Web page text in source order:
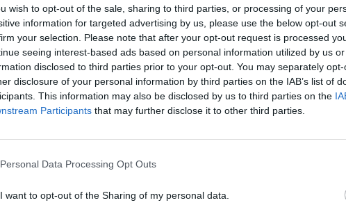
wish to opt-out of the sale, sharing to third parties, or processing of your
information for targeted advertising by us, please use the below opt-out
your selection. Please note that after your opt-out request is processed
seeing interest-based ads based on personal information utilized by us
disclosed to third parties prior to your opt-out. You may separately
disclosure of your personal information by third parties on the IAB’s list of
This information may also be disclosed by us to third parties on the
Participants that may further disclose it to other third parties.
Personal Data Processing Opt Outs
I want to opt-out of the Sharing of my personal data.
Linn
BÅSTAD
livet
Ulf